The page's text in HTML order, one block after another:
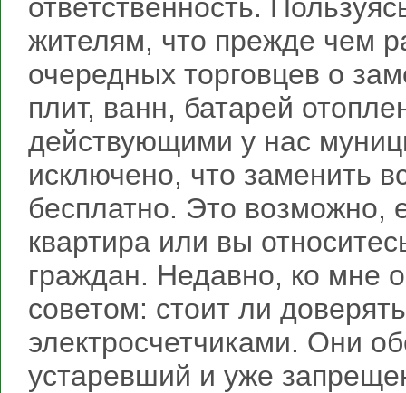
ответственность.
жителям, что прежде чем
очередных торговцев о
плит, ванн, батарей
действующими у нас
исключено, что заменить
бесплатно. Это возможно,
квартира или вы
граждан. Недавно, ко мне
советом: стоит ли
электросчетчиками. Они
устаревший и уже